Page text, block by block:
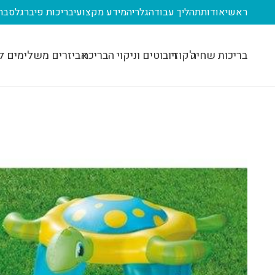
ראשיאודותתהליך עבודהגלריהמידע מקצועיבריכות פיברגלס
בריכות שחיהג'קוזירובוטים וניקוי הבריכהאביזרים משלימים